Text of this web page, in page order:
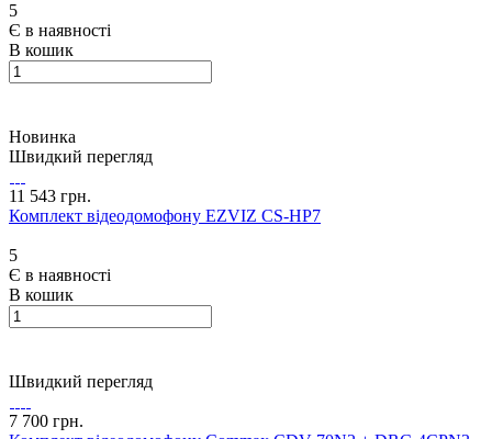
5
Є в наявності
В кошик
Новинка
Швидкий перегляд
11 543 грн.
Комплект відеодомофону EZVIZ CS-HP7
5
Є в наявності
В кошик
Швидкий перегляд
7 700 грн.